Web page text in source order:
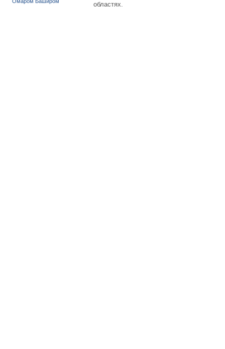
областях.